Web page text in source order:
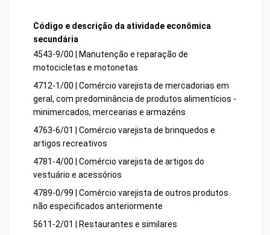
Código e descrição da atividade econômica
secundária
4543-9/00 | Manutenção e reparação de
motocicletas e motonetas
4712-1/00 | Comércio varejista de mercadorias em
geral, com predominância de produtos alimentícios -
minimercados, mercearias e armazéns
4763-6/01 | Comércio varejista de brinquedos e
artigos recreativos
4781-4/00 | Comércio varejista de artigos do
vestuário e acessórios
4789-0/99 | Comércio varejista de outros produtos
não especificados anteriormente
5611-2/01 | Restaurantes e similares